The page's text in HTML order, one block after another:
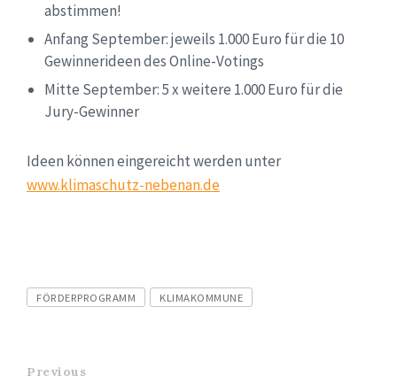
abstimmen!
Anfang September: jeweils 1.000 Euro für die 10
Gewinnerideen des Online-Votings
Mitte September: 5 x weitere 1.000 Euro für die
Jury-Gewinner
Ideen können eingereicht werden unter
www.klimaschutz-nebenan.de
Tags
FÖRDERPROGRAMM KLIMAKOMMUNE
Previous